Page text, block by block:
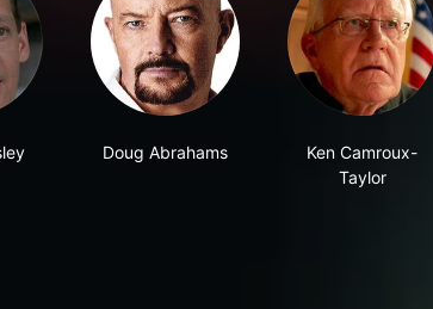
Doug Abrahams
Ken Camroux-
Taylor